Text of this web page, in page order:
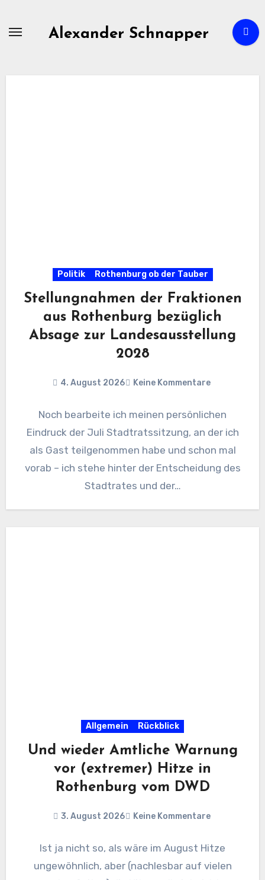
Alexander Schnapper
Politik Rothenburg ob der Tauber
Stellungnahmen der Fraktionen
aus Rothenburg bezüglich
Absage zur Landesausstellung
2028
4. August 2026 Keine Kommentare
Noch bearbeite ich meinen persönlichen
Eindruck der Juli Stadtratssitzung, an der ich
als Gast teilgenommen habe und schon mal
vorab – ich stehe hinter der Entscheidung des
Stadtrates und der…
Allgemein Rückblick
Und wieder Amtliche Warnung
vor (extremer) Hitze in
Rothenburg vom DWD
3. August 2026 Keine Kommentare
Ist ja nicht so, als wäre im August Hitze
ungewöhnlich, aber (nachlesbar auf vielen